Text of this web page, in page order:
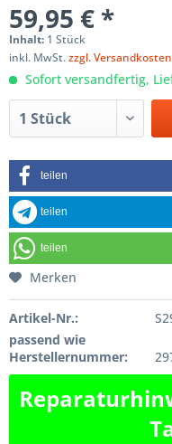
59,95 € *
Inhalt: 1 Stück
inkl. MwSt.zzgl. Versandkosten
Sofort versandfertig,
teilen
teilen
teilen
Merken
Artikel-Nr.:
passend wie
Herstellernummer: